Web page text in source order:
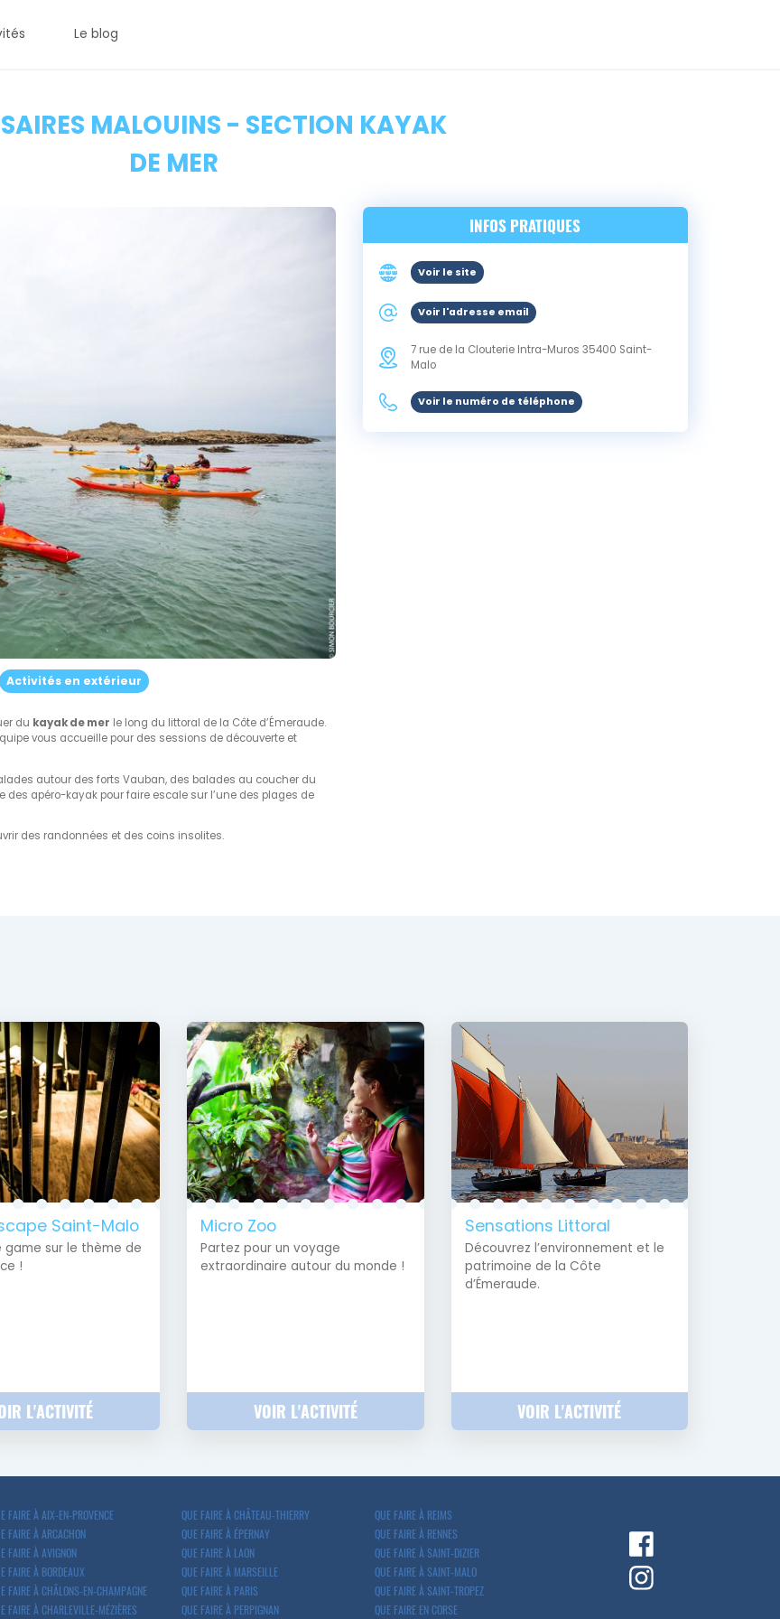
Le blog
MALOUINS - SECTION KAYAK
DE MER
Activités en extérieur
du kayak de mer le long du littoral de la Côte d’Émeraude.
vous accueille pour des sessions de découverte et
autour des forts Vauban, des balades au coucher du
apéro-kayak pour faire escale sur l’une des plages de
des randonnées et des coins insolites.
INFOS PRATIQUES
Voir le site
Voir l'adresse email
7 rue de la Clouterie Intra-Muros 35400 Saint-
Malo
Voir le numéro de téléphone
Saint-Malo
game sur le thème de
!
L'ACTIVITÉ
Micro Zoo
Partez pour un voyage
extraordinaire autour du monde !
VOIR L'ACTIVITÉ
Sensations Littoral
Découvrez l’environnement et le
patrimoine de la Côte
d’Émeraude.
VOIR L'ACTIVITÉ
FAIRE À AIX-EN-PROVENCE
FAIRE À ARCACHON
FAIRE À AVIGNON
FAIRE À BORDEAUX
FAIRE À CHÂLONS-EN-CHAMPAGNE
FAIRE À CHARLEVILLE-MÉZIÈRES
QUE FAIRE À CHÂTEAU-THIERRY
QUE FAIRE À ÉPERNAY
QUE FAIRE À LAON
QUE FAIRE À MARSEILLE
QUE FAIRE À PARIS
QUE FAIRE À PERPIGNAN
QUE FAIRE À REIMS
QUE FAIRE À RENNES
QUE FAIRE À SAINT-DIZIER
QUE FAIRE À SAINT-MALO
QUE FAIRE À SAINT-TROPEZ
QUE FAIRE EN CORSE